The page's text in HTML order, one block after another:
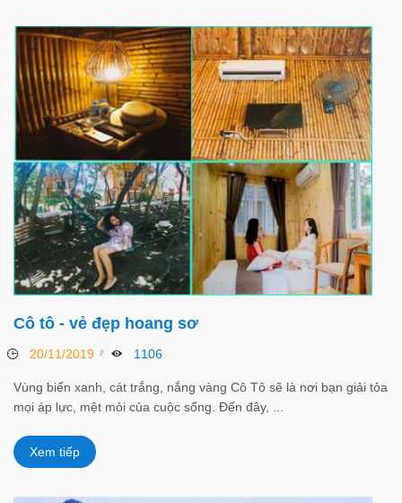
Cô tô - vẻ đẹp hoang sơ
20/11/2019 1106
Vùng biển xanh, cát trắng, nắng vàng Cô Tô sẽ là nơi bạn giải tỏa
mọi áp lực, mệt mỏi của cuộc sống. Đến đây, ...
Xem tiếp